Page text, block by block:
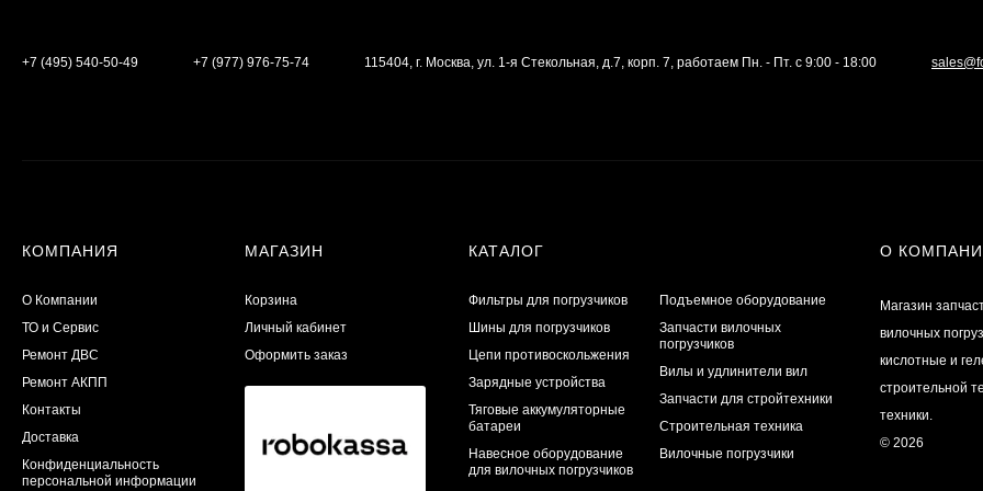
+7 (495) 540-50-49 +7 (977) 976-75-74 115404, г. Москва, ул. 1-я Стекольная, д.7, корп. 7, работаем Пн. - Пт. с 9:00 - 18:00
КОМПАНИЯ
О Компании
ТО и Сервис
​Ремонт ДВС
Ремонт АКПП
Контакты
Доставка
Конфиденциальность
персональной информации
МАГАЗИН
Корзина
Личный кабинет
Оформить заказ
КАТАЛОГ
Фильтры для погрузчиков
Шины для погрузчиков
Цепи противоскольжения
Зарядные устройства
Тяговые аккумуляторные
батареи
Навесное оборудование
для вилочных погрузчиков
Подъемное оборудование
Запчасти вилочных
погрузчиков
Вилы и удлинители вил
Запчасти для стройтехники
Строительная техника
Вилочные погрузчики
О
Магазин
вилочных
кислотные и
строительной
техники.
© 2026